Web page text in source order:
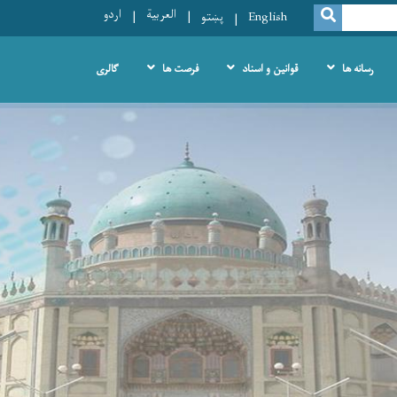
SEARCH
English پښتو العربية اردو
رسانه ها قوانین و اسناد فرصت ها گالری